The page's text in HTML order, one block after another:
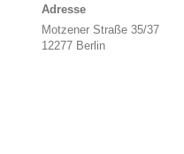
Adresse
Motzener Straße 35/37
12277 Berlin